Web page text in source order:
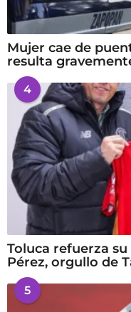
Mujer cae de
resulta
4
Toluca refuerza
Pérez, orgullo de
5